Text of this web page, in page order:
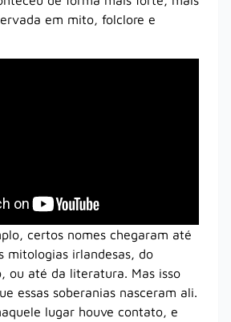
em mito, folclore e
certos nomes chegaram até
mitologias irlandesas, do
ou até da literatura. Mas isso
essas soberanias nasceram ali.
lugar houve contato, e